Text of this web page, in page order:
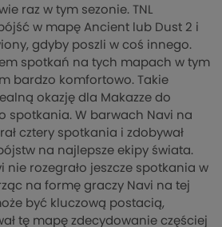
raz w tym sezonie. TNL
w mapę Ancient lub Dust 2 i
gdyby poszli w coś innego.
spotkań na tych mapach w tym
bardzo komfortowo. Takie
okazję dla Makazze do
spotkania. W barwach Navi na
cztery spotkania i zdobywał
na najlepsze ekipy świata.
nie rozegrało jeszcze spotkania w
na formę graczy Navi na tej
być kluczową postacią,
tę mapę zdecydowanie częściej